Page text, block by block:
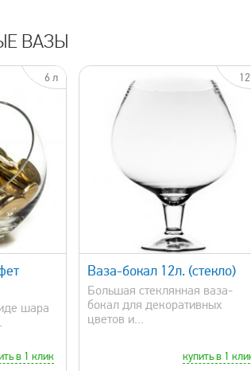
ВАЗЫ
6 л
шара
в 1 клик
Ваза-бокал 12л. (стекло)
Большая стеклянная ваза-
бокал для декоративных
цветов и...
купить в 1
быстрый просмотр